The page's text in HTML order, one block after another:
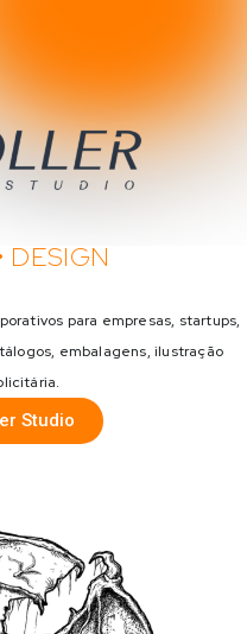
DESIGN
para empresas, startups,
embalagens, ilustração
Studio